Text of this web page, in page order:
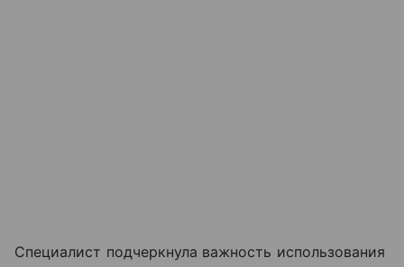
Специалист подчеркнула важность использования